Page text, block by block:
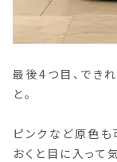
最後4つ目、でき
と。
ピンクなど原色も
おくと目に入って